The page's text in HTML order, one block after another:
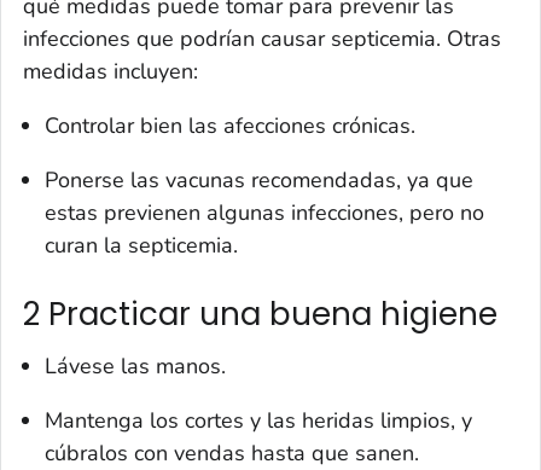
qué medidas puede tomar para prevenir las
infecciones que podrían causar septicemia. Otras
medidas incluyen:
Controlar bien las afecciones crónicas.
Ponerse las vacunas recomendadas, ya que
estas previenen algunas infecciones, pero no
curan la septicemia.
2 Practicar una buena higiene
Lávese las manos.
Mantenga los cortes y las heridas limpios, y
cúbralos con vendas hasta que sanen.